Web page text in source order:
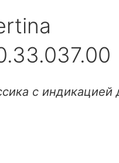
с индикацией